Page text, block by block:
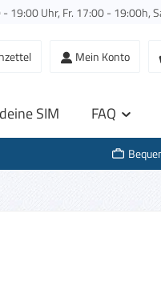
19:00 Uhr, Fr. 17:00 - 19:00h,
Mein Konto
SIM FAQ